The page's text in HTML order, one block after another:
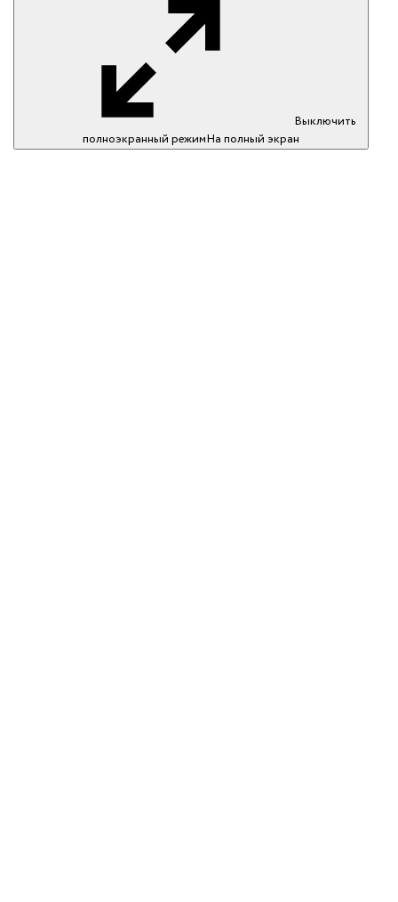
Выключить
полноэкранный режимНа полный экран